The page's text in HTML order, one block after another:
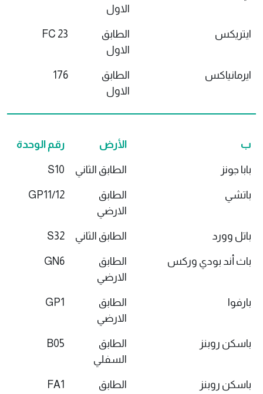
الاول
ايتريكس
الطابق
الاول
FC 23
ايرمانياكس
الطابق
الاول
176
ب الأرض رقم الوحدة
بابا جونز الطابق الثاني S10
باتشي
الطابق
الارضي
GP11/12
باتل وورد الطابق الثاني S32
باث أند بودي وركس
الطابق
الارضي
GN6
بارفوا
الطابق
الارضي
GP1
باسكن روبنز
الطابق
السفلي
B05
باسكن روبنز
الطابق
FA1